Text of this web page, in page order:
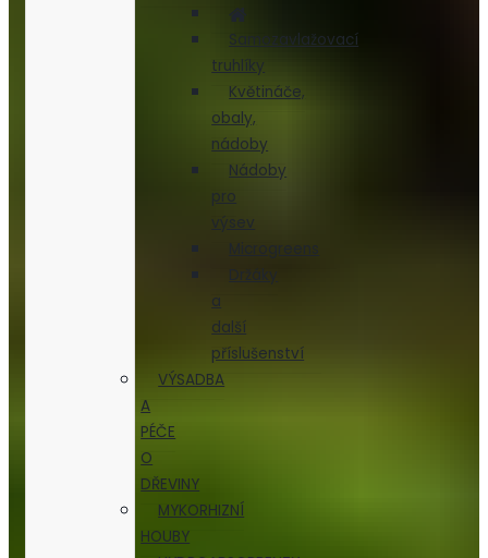
Samozavlažovací
truhlíky
Květináče,
obaly,
nádoby
Nádoby
pro
výsev
Microgreens
Držáky
a
další
příslušenství
VÝSADBA
A
PÉČE
O
DŘEVINY
MYKORHIZNÍ
HOUBY